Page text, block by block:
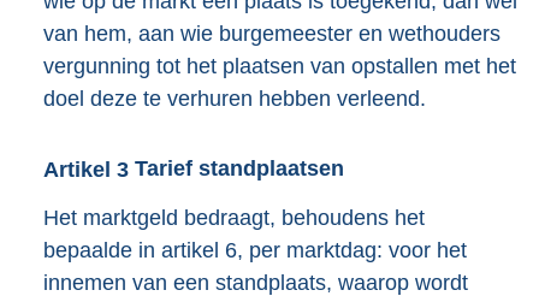
van hem, aan wie burgemeester en wethouders
vergunning tot het plaatsen van opstallen met het
doel deze te verhuren hebben verleend.
Artikel 3 Tarief standplaatsen
Het marktgeld bedraagt, behoudens het
bepaalde in artikel 6, per marktdag: voor het
innemen van een standplaats, waarop wordt